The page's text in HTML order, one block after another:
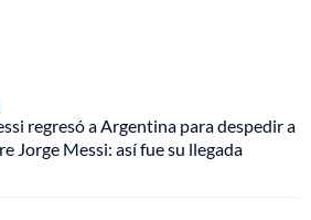
regresó a Argentina para despedir a
Jorge Messi: así fue su llegada